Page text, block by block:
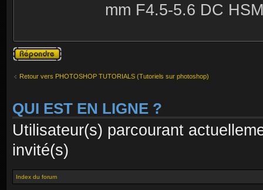
mm F4.5-5.6 DC
Publier une
réponse
Retour vers PHOTOSHOP TUTORIALS (Tutoriels sur photoshop)
QUI EST EN LIGNE ?
Utilisateur(s) parcourant
invité(s)
Index du forum